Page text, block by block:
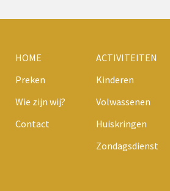
HOME
Preken
Wie zijn wij?
Contact
ACTIVITEITEN
Kinderen
Volwassenen
Huiskringen
Zondagsdienst